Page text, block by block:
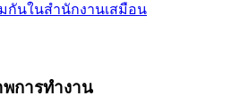
กันในสำนักงานเสมือน
การทำงาน